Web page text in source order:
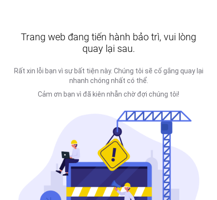
Trang web đang tiến hành bảo trì, vui lòng
quay lại sau.
Rất xin lỗi bạn vì sự bất tiện này. Chúng tôi sẽ cố gắng quay lại
nhanh chóng nhất có thể.
Cảm ơn bạn vì đã kiên nhẫn chờ đợi chúng tôi!